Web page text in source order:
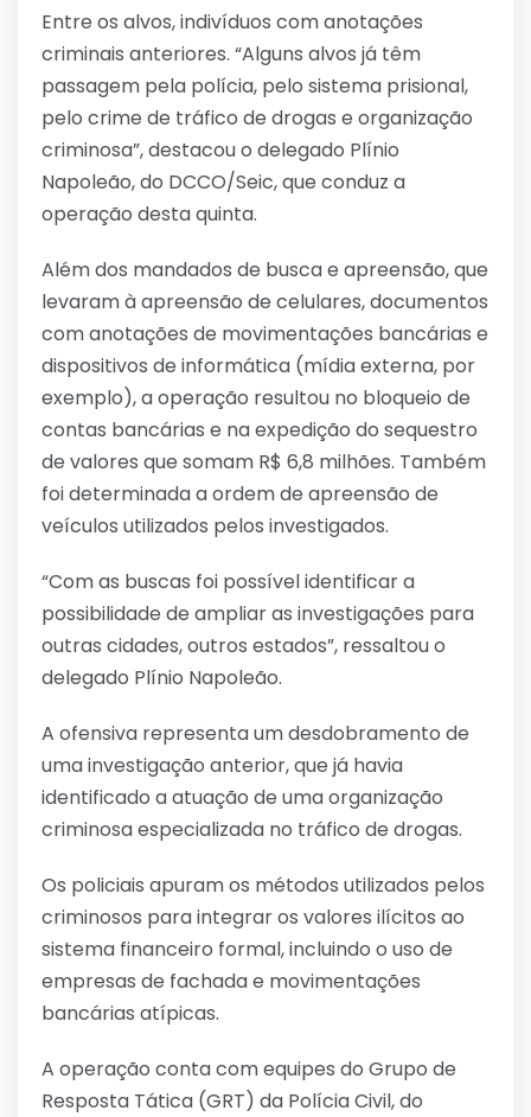
Entre os alvos, indivíduos com anotações
criminais anteriores. “Alguns alvos já têm
passagem pela polícia, pelo sistema prisional,
pelo crime de tráfico de drogas e organização
criminosa”, destacou o delegado Plínio
Napoleão, do DCCO/Seic, que conduz a
operação desta quinta.
Além dos mandados de busca e apreensão, que
levaram à apreensão de celulares, documentos
com anotações de movimentações bancárias e
dispositivos de informática (mídia externa, por
exemplo), a operação resultou no bloqueio de
contas bancárias e na expedição do sequestro
de valores que somam R$ 6,8 milhões. Também
foi determinada a ordem de apreensão de
veículos utilizados pelos investigados.
“Com as buscas foi possível identificar a
possibilidade de ampliar as investigações para
outras cidades, outros estados”, ressaltou o
delegado Plínio Napoleão.
A ofensiva representa um desdobramento de
uma investigação anterior, que já havia
identificado a atuação de uma organização
criminosa especializada no tráfico de drogas.
Os policiais apuram os métodos utilizados pelos
criminosos para integrar os valores ilícitos ao
sistema financeiro formal, incluindo o uso de
empresas de fachada e movimentações
bancárias atípicas.
A operação conta com equipes do Grupo de
Resposta Tática (GRT) da Polícia Civil, do